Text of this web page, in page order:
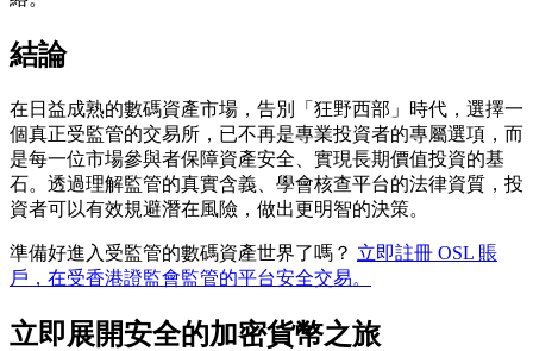
結論
在日益成熟的數碼資產市場，告別「狂野西部」時代，選擇一
個真正受監管的交易所，已不再是專業投資者的專屬選項，而
是每一位市場參與者保障資產安全、實現長期價值投資的基
石。透過理解監管的真實含義、學會核查平台的法律資質，投
資者可以有效規避潛在風險，做出更明智的決策。
準備好進入受監管的數碼資產世界了嗎？ 立即註冊 OSL 賬
戶，在受香港證監會監管的平台安全交易。
立即展開安全的加密貨幣之旅